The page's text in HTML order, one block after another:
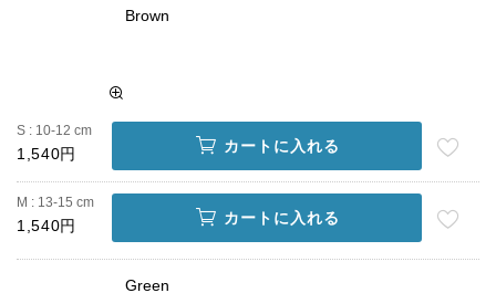
Brown
S : 10-12 cm
1,540円 カートに入れる
M : 13-15 cm
1,540円 カートに入れる
Green